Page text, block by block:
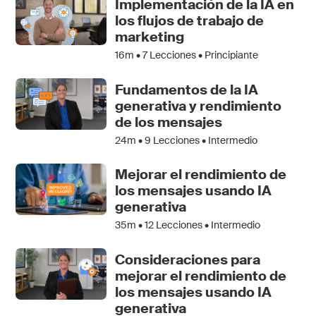
Implementación de la IA en
los flujos de trabajo de
marketing
16m •7Lecciones • Principiante
Fundamentos de la IA
generativa y rendimiento
de los mensajes
24m •9 Lecciones • Intermedio
Mejorar el rendimiento de
los mensajes usando IA
generativa
35m •12 Lecciones • Intermedio
Consideraciones para
mejorar el rendimiento de
los mensajes usando IA
generativa